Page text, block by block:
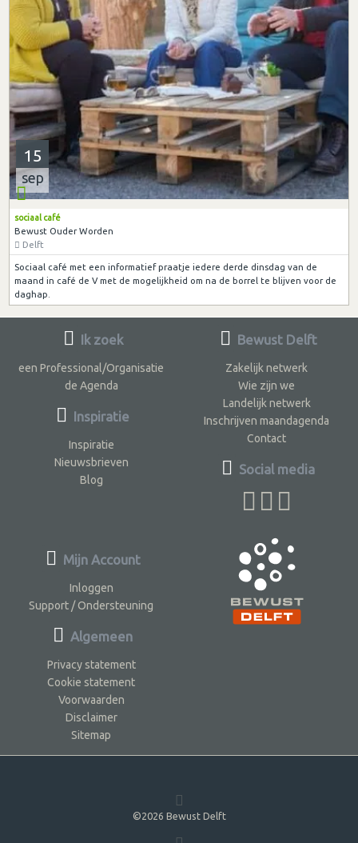
15
sep
sociaal café
Bewust Ouder Worden
Delft
Sociaal café met een informatief praatje iedere derde dinsdag van de
maand in café de V met de mogelijkheid om na de borrel te blijven voor de
daghap.
Ik zoek
een Professional/Organisatie
de Agenda
Inspiratie
Inspiratie
Nieuwsbrieven
Blog
Bewust Delft
Zakelijk netwerk
Wie zijn we
Landelijk netwerk
Inschrijven maandagenda
Contact
Social media
Mijn Account
Inloggen
Support / Ondersteuning
Algemeen
Privacy statement
Cookie statement
Voorwaarden
Disclaimer
Sitemap
©2026 Bewust Delft